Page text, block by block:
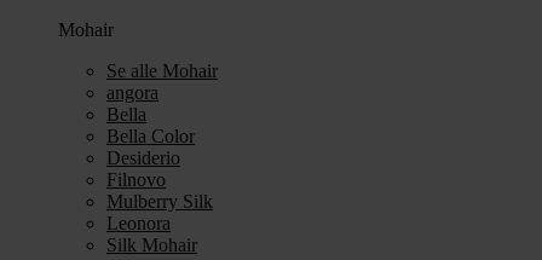
Mohair
Se alle Mohair
angora
Bella
Bella Color
Desiderio
Filnovo
Mulberry Silk
Leonora
Silk Mohair